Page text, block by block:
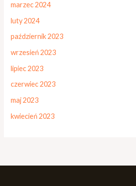
marzec 2024
luty 2024
październik 2023
wrzesień 2023
lipiec 2023
czerwiec 2023
maj 2023
kwiecień 2023